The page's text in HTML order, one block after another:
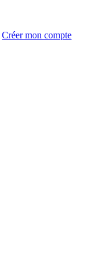
Créer mon compte